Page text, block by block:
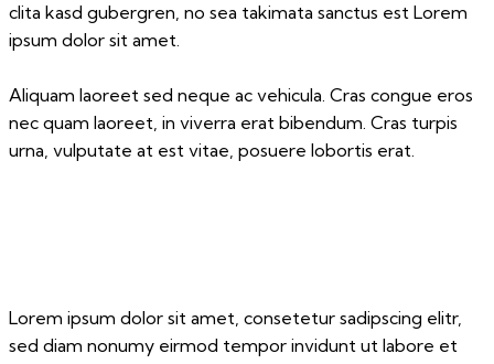
clita kasd gubergren, no sea takimata sanctus est Lorem
ipsum dolor sit amet.
Aliquam laoreet sed neque ac vehicula. Cras congue eros
nec quam laoreet, in viverra erat bibendum. Cras turpis
urna, vulputate at est vitae, posuere lobortis erat.
Lorem ipsum dolor sit amet, consetetur sadipscing elitr,
sed diam nonumy eirmod tempor invidunt ut labore et